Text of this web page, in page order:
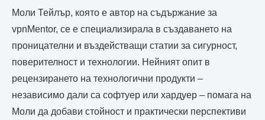
Моли Тейлър, която е автор на съдържание за
vpnMentor, се е специализирала в създаването на
проницателни и въздействащи статии за сигурност,
поверителност и технологии. Нейният опит в
рецензирането на технологични продукти –
независимо дали са софтуер или хардуер – помага на
Моли да добави стойност и практически перспективи